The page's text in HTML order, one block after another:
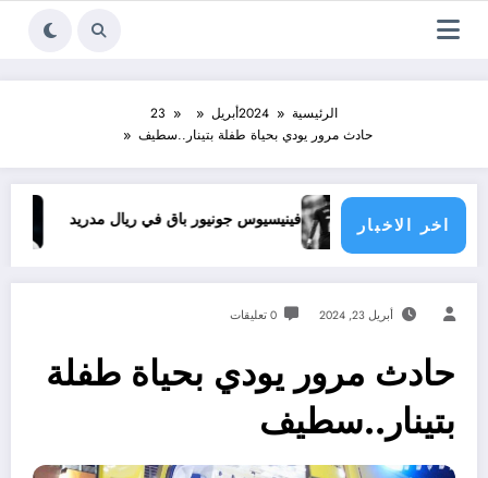
الرئيسية 2024أبريل
23
حادث مرور يودي بحياة طفلة بتينار..سطيف
اخر الاخباريحدث فينيسيوس جونيور باق في ريال مدريد
أبريل 23, 2024 0 تعليقات
حادث مرور يودي بحياة طفلة
بتينار..سطيف